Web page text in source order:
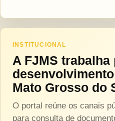
INSTITUCIONAL
A FJMS trabalha
Mato Grosso do
O portal reúne os canais
para consulta de